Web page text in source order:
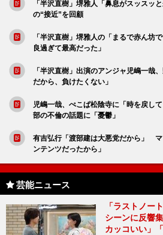
「半沢直樹」堺雅人「鼻息がスッスッ
の“接近”を回顧
「半沢直樹」堺雅人の「まるで赤ん
良過ぎて最高だった」
「半沢直樹」出演のアンジャ児嶋一
だから、負けたくない」
児嶋一哉、ぺこぱ松陰寺に「時を戻し
部の不倫の話題に「憂鬱」
有吉弘行「渡部建は大悪党だから」
ンテンツだったから」
芸能ニュース
「ラストノー
シーンに反響
カッコいい」